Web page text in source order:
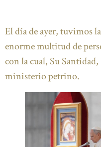
El día de ayer, tuvimos
enorme multitud de
con la cual, Su
ministerio petrino.